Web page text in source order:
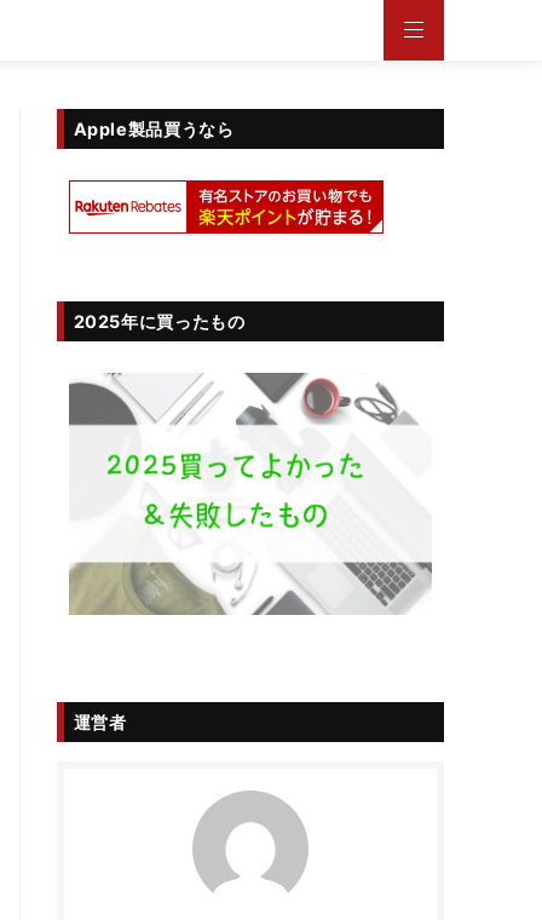
Apple製品買うなら
2025年に買ったもの
運営者